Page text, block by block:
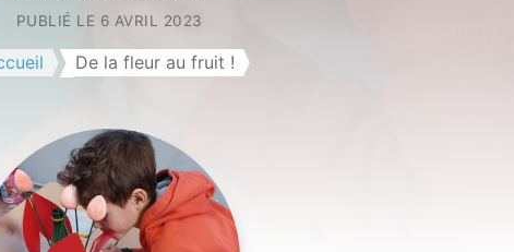
PUBLIÉ LE 6 AVRIL 2023
De la fleur au fruit !